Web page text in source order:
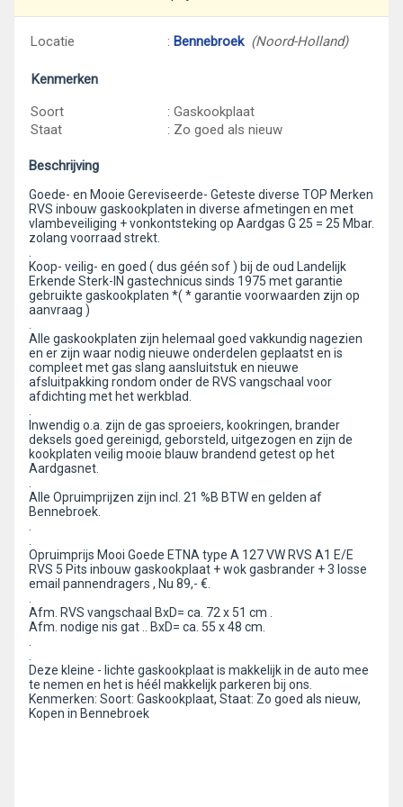
Locatie : Bennebroek (Noord-Holland)
Kenmerken
Soort
: Gaskookplaat
Staat
: Zo goed als nieuw
Beschrijving
Goede- en Mooie Gereviseerde- Geteste diverse TOP Merken
RVS inbouw gaskookplaten in diverse afmetingen en met
vlambeveiliging + vonkontsteking op Aardgas G 25 = 25 Mbar.
zolang voorraad strekt.
Koop- veilig- en goed ( dus géén sof ) bij de oud Landelijk
Erkende Sterk-IN gastechnicus sinds 1975 met garantie
gebruikte gaskookplaten *( * garantie voorwaarden zijn op
aanvraag )
Alle gaskookplaten zijn helemaal goed vakkundig nagezien
en er zijn waar nodig nieuwe onderdelen geplaatst en is
compleet met gas slang aansluitstuk en nieuwe
afsluitpakking rondom onder de RVS vangschaal voor
afdichting met het werkblad.
Inwendig o.a. zijn de gas sproeiers, kookringen, brander
deksels goed gereinigd, geborsteld, uitgezogen en zijn de
kookplaten veilig mooie blauw brandend getest op het
Aardgasnet.
Alle Opruimprijzen zijn incl. 21 %B BTW en gelden af
Bennebroek.
Opruimprijs Mooi Goede ETNA type A 127 VW RVS A1 E/E
RVS 5 Pits inbouw gaskookplaat + wok gasbrander + 3 losse
email pannendragers , Nu 89,- €.
Afm. RVS vangschaal BxD= ca. 72 x 51 cm .
Afm. nodige nis gat .. BxD= ca. 55 x 48 cm.
Deze kleine - lichte gaskookplaat is makkelijk in de auto mee
te nemen en het is héél makkelijk parkeren bij ons.
Kenmerken: Soort: Gaskookplaat, Staat: Zo goed als nieuw,
Kopen in Bennebroek